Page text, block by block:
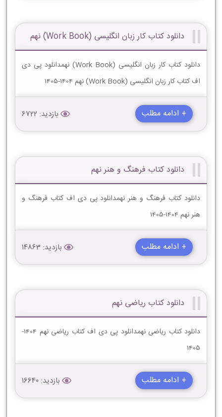
دانلود کتاب کار زبان انگلیسی (Work Book) نهم
دانلود کتاب کار زبان انگلیسی (Work Book) نهمدانلود پی دی
اف کتاب کار زبان انگلیسی (Work Book) نهم 1404-1405
+ ادامه مطلب بازدید: 6722
دانلود کتاب فرهنگ و هنر نهم
دانلود کتاب فرهنگ و هنر نهمدانلود پی دی اف کتاب فرهنگ و
هنر نهم 1404-1405
+ ادامه مطلب بازدید: 14863
دانلود کتاب ریاضی نهم
دانلود کتاب ریاضی نهمدانلود پی دی اف کتاب ریاضی نهم 1404-
1405
+ ادامه مطلب بازدید: 16640